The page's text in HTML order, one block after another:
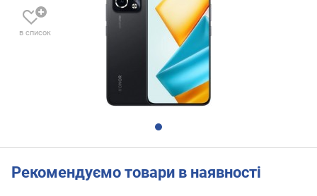
в список
Рекомендуємо товари в наявності